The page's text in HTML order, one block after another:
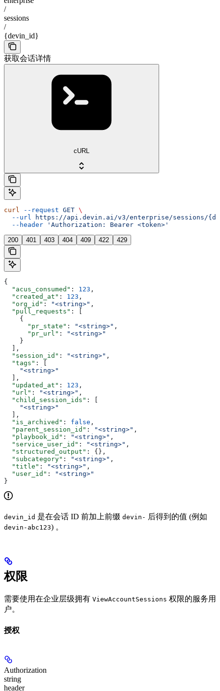
/
sessions
/
{devin_id}
获取会话详情
cURL
curl --request GET \
  --url
https://api.devin.ai/v3/enterprise/sessions/
  --header
'Authorization: Bearer <token>'
200 401 403 404 409 422 429
{
  "acus_consumed"
: 123 ,
  "created_at"
: 123 ,
  "org_id"
: "<string>" ,
  "pull_requests"
: [
    {
      "pr_state"
: "<string>" ,
      "pr_url"
:
"<string>"
    }
  ],
  "session_id"
: "<string>" ,
  "tags"
: [
    "<string>"
  ],
  "updated_at"
: 123 ,
  "url"
: "<string>" ,
  "child_session_ids"
: [
    "<string>"
  ],
  "is_archived"
: false ,
  "parent_session_id"
: "<string>" ,
  "playbook_id"
: "<string>" ,
  "service_user_id"
: "<string>" ,
  "structured_output"
: {},
  "subcategory"
: "<string>" ,
  "title"
: "<string>" ,
  "user_id"
:
"<string>"
}
devin_id 是在会话 ID 前加上前缀 devin- 后得到的值 (例如
devin-abc123) 。
权限
需要使用在企业层级拥有 ViewAccountSessions 权限的服务用
户。
授权
Authorization
string
header